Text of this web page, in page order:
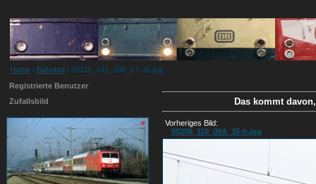
Home / Bahnhof / 00211_141_10B_17-db.jpg
Registrierte Benutzer
Zufallsbild
Das kommt
Vorheriges Bild:
00208_110_09A_35-b.jpg